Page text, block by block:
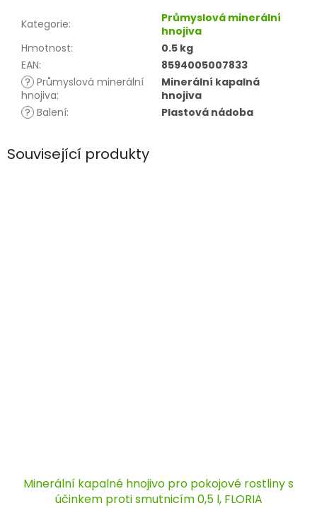
Kategorie:
Průmyslová minerální
hnojiva
Hmotnost:
0.5 kg
EAN:
8594005007833
? Průmyslová minerální
hnojiva:
Minerální kapalná
hnojiva
? Balení: Plastová nádoba
Související produkty
Minerální kapalné hnojivo pro pokojové rostliny s
účinkem proti smutnicím 0,5 l, FLORIA